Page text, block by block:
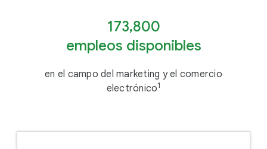
173,800
empleos disponibles
en el campo del marketing y el comercio
electrónico1